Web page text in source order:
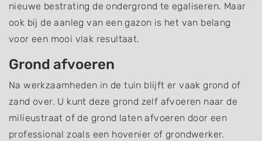
nieuwe bestrating de ondergrond te egaliseren. Maar
ook bij de aanleg van een gazon is het van belang
voor een mooi vlak resultaat.
Grond afvoeren
Na werkzaamheden in de tuin blijft er vaak grond of
zand over. U kunt deze grond zelf afvoeren naar de
milieustraat of de grond laten afvoeren door een
professional zoals een hovenier of grondwerker.